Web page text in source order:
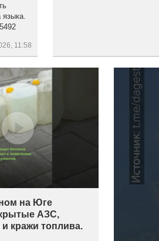
11:58
на Юге
АЗС,
кражи топлива.